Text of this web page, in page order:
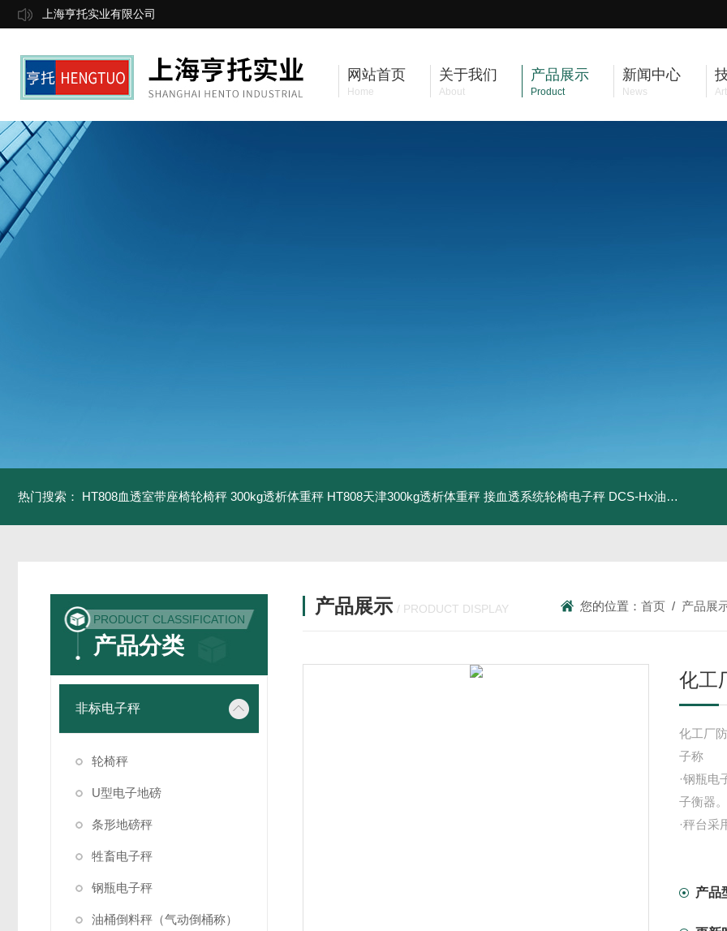
上海亨托实业有限公司
网站首页
Home
关于我们
About
产品展示
Product
新闻中心
News
热门搜索： HT808血透室带座椅轮椅秤 300kg透析体重秤 HT808天津300kg透析体重秤 接血透系统轮椅电子秤 DCS-Hx油桶搬运车电子秤 上海350kg防爆倒桶称
PRODUCT CLASSIFICATION
产品分类
非标电子秤
轮椅秤
U型电子地磅
条形地磅秤
牲畜电子秤
钢瓶电子秤
油桶倒料秤（气动倒桶称）
产品展示 / PRODUCT DISPLAY 您的位置：首页 / 产品展
化工
化工厂
子称
·钢瓶
子衡器。
·秤台采
产品